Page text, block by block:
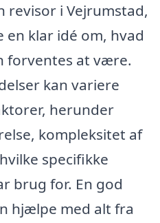
revisor i Vejrumstad,
klar idé om, hvad
forventes at være.
kan variere
herunder
kompleksitet af
specifikke
brug for. En god
hjælpe med alt fra